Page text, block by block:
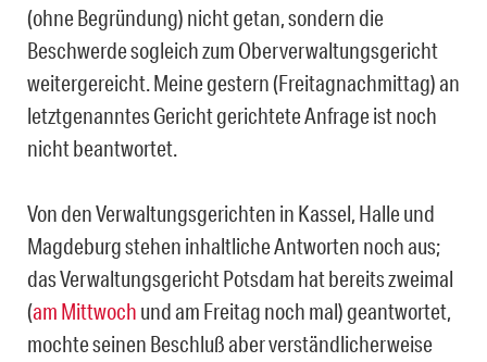
(ohne Begründung) nicht getan, sondern die
Beschwerde sogleich zum Oberverwaltungsgericht
weitergereicht. Meine gestern (Freitagnachmittag) an
letztgenanntes Gericht gerichtete Anfrage ist noch
nicht beantwortet.
Von den Verwaltungsgerichten in Kassel, Halle und
Magdeburg stehen inhaltliche Antworten noch aus;
das Verwaltungsgericht Potsdam hat bereits zweimal
(am Mittwoch und am Freitag noch mal) geantwortet,
mochte seinen Beschluß aber verständlicherweise